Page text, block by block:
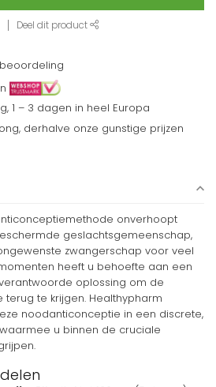
Deel dit product
1 – 3 dagen in heel Europa
derhalve onze gunstige prijzen
onverhoopt
geslachtsgemeenschap,
zwangerschap voor veel
heeft u behoefte aan een
oplossing om de
te krijgen. Healthypharm
noodanticonceptie in een discrete,
u binnen de cruciale